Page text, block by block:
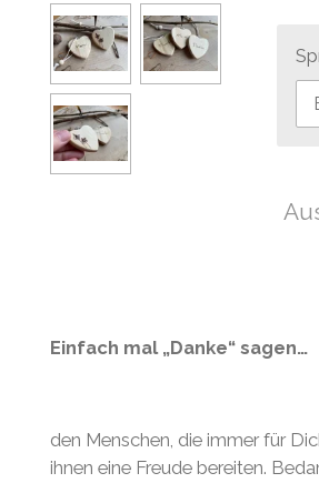
Einfach mal „Danke“ sagen…
den Menschen, die immer für
ihnen eine Freude bereiten.